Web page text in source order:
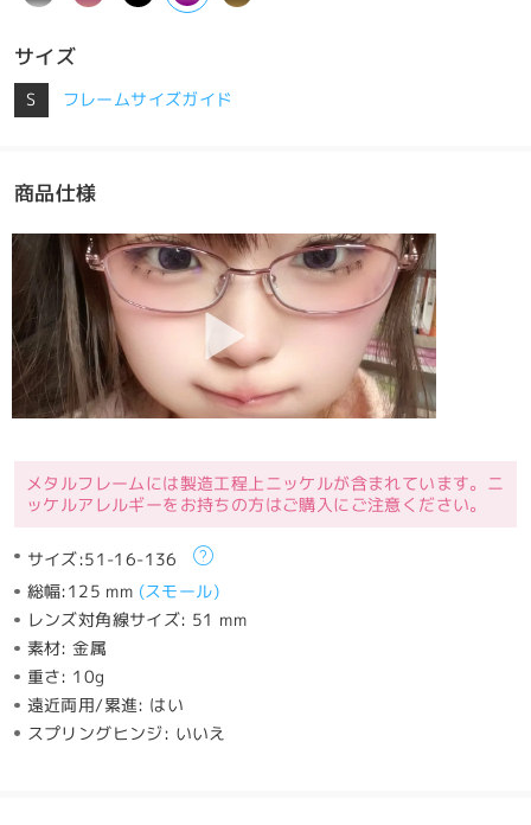
サイズ
S フレームサイズガイド
商品仕様
メタルフレームには製造工程上ニッケルが含まれています。ニ
ッケルアレルギーをお持ちの方はご購入にご注意ください。
サイズ:51-16-136
総幅:125 mm (スモール)
レンズ対角線サイズ: 51 mm
素材:金属
重さ: 10g
遠近両用/累進: はい
スプリングヒンジ: いいえ